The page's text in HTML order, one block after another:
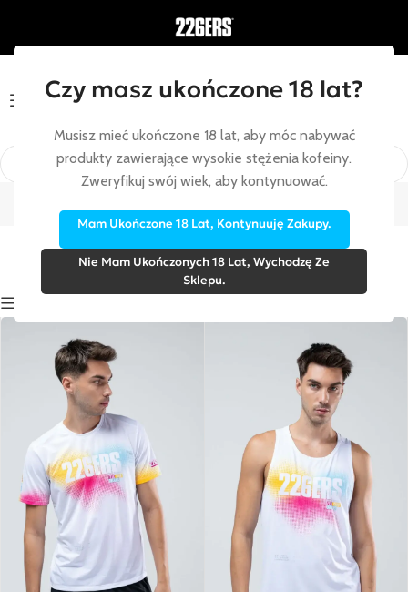
Czy masz ukończone 18 lat?
Musisz mieć ukończone 18 lat, aby móc nabywać
produkty zawierające wysokie stężenia kofeiny.
Zweryfikuj swój wiek, aby kontynuować.
Mam Ukończone 18 Lat, Kontynuuję Zakupy.
Nie Mam Ukończonych 18 Lat, Wychodzę Ze
Sklepu.
Menu
Koszulki